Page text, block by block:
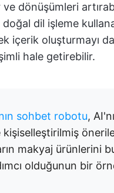
dönüşümleri
dil işleme
içerik oluşturmayı
hale getirebilir.
sohbet robotu,
makyaj ürünlerini
olduğunun bir